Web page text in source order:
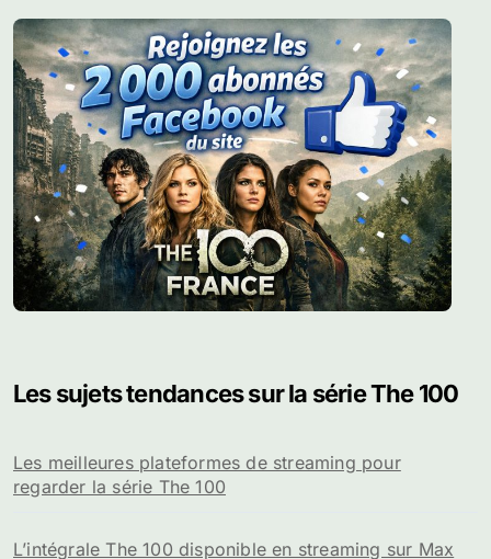
Les sujets tendances sur la série The 100
Les meilleures plateformes de streaming pour
regarder la série The 100
L’intégrale The 100 disponible en streaming sur Max